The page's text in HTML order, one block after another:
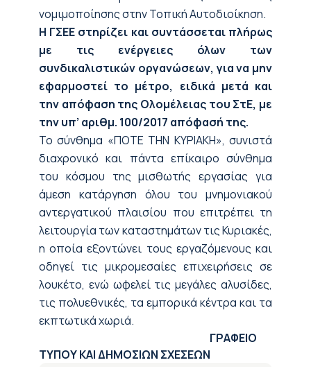
νομιμοποίησης στην Τοπική Αυτοδιοίκηση.
Η ΓΣΕΕ στηρίζει και συντάσσεται πλήρως
με τις ενέργειες όλων των
συνδικαλιστικών οργανώσεων, για να μην
εφαρμοστεί το μέτρο, ειδικά μετά και
την απόφαση της Ολομέλειας του ΣτΕ, με
την υπ’ αριθμ. 100/2017 απόφασή της.
Το σύνθημα «ΠΟΤΕ ΤΗΝ ΚΥΡΙΑΚΗ», συνιστά
διαχρονικό και πάντα επίκαιρο σύνθημα
του κόσμου της μισθωτής εργασίας για
άμεση κατάργηση όλου του μνημονιακού
αντεργατικού πλαισίου που επιτρέπει τη
λειτουργία των καταστημάτων τις Κυριακές,
η οποία εξοντώνει τους εργαζόμενους και
οδηγεί τις μικρομεσαίες επιχειρήσεις σε
λουκέτο, ενώ ωφελεί τις μεγάλες αλυσίδες,
τις πολυεθνικές, τα εμπορικά κέντρα και τα
εκπτωτικά χωριά.
ΓΡΑΦΕΙΟ
ΤΥΠΟΥ ΚΑΙ ΔΗΜΟΣΙΩΝ ΣΧΕΣΕΩΝ